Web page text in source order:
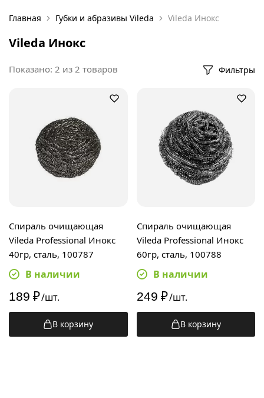
Главная Губки и абразивы Vileda Vileda Инокс
Vileda Инокс
Показано: 2 из 2 товаров Фильтры
Спираль очищающая
Vileda Professional Инокс
40гр, сталь, 100787
В наличии
189 ₽/шт.
В корзину
Спираль очищающая
Vileda Professional Инокс
60гр, сталь, 100788
В наличии
249 ₽/шт.
В корзину